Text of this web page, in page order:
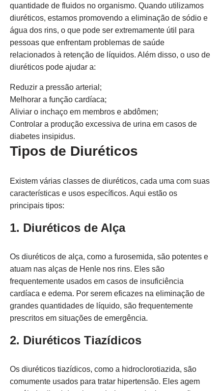
quantidade de fluidos no organismo. Quando utilizamos
diuréticos, estamos promovendo a eliminação de sódio e
água dos rins, o que pode ser extremamente útil para
pessoas que enfrentam problemas de saúde
relacionados à retenção de líquidos. Além disso, o uso de
diuréticos pode ajudar a:
Reduzir a pressão arterial;
Melhorar a função cardíaca;
Aliviar o inchaço em membros e abdômen;
Controlar a produção excessiva de urina em casos de
diabetes insipidus.
Tipos de Diuréticos
Existem várias classes de diuréticos, cada uma com suas
características e usos específicos. Aqui estão os
principais tipos:
1. Diuréticos de Alça
Os diuréticos de alça, como a furosemida, são potentes e
atuam nas alças de Henle nos rins. Eles são
frequentemente usados em casos de insuficiência
cardíaca e edema. Por serem eficazes na eliminação de
grandes quantidades de líquido, são frequentemente
prescritos em situações de emergência.
2. Diuréticos Tiazídicos
Os diuréticos tiazídicos, como a hidroclorotiazida, são
comumente usados para tratar hipertensão. Eles agem